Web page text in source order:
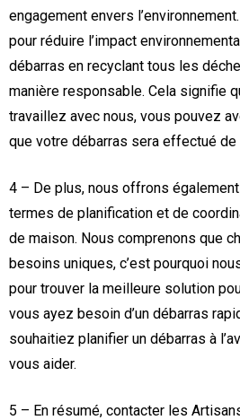
engagement envers
pour réduire l’impact
débarras en recyclant tous les
manière responsable. Cela signifie
travaillez avec nous, vous pouvez
que votre débarras sera effectué de
4 – De plus, nous offrons
termes de planification et de
de maison. Nous comprenons que
besoins uniques, c’est pourquoi
pour trouver la meilleure solution
vous ayez besoin d’un débarras
souhaitiez planifier un débarras à
vous aider.
5 – En résumé, contacter les